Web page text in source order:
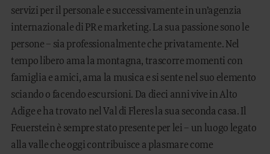
servizi per il personale e successivamente in un’agenzia
internazionale di PR e marketing. La sua passione sono le
persone – sia professionalmente che privatamente. Nel
tempo libero ama la montagna, trascorre momenti con
famiglia e amici, ama la musica e si sente nel suo elemento
sciando o facendo escursioni. Da dieci anni vive in Alto
Adige e ha trovato nel Val di Fleres la sua seconda casa. Il
Feuerstein è sempre stato presente per lei – un luogo legato
alla valle che oggi contribuisce a plasmare come